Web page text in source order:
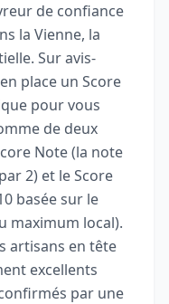
de confiance
la Vienne, la
Sur avis-
place un Score
pour vous
de deux
Note (la note
2) et le Score
basée sur le
maximum local).
artisans en tête
excellents
par une